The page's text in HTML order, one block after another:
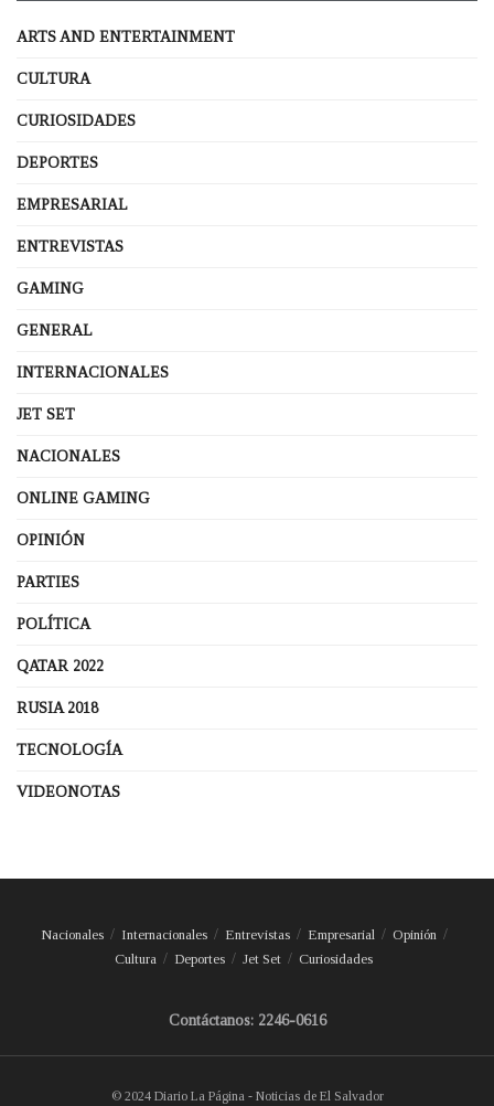
ARTS AND ENTERTAINMENT
CULTURA
CURIOSIDADES
DEPORTES
EMPRESARIAL
ENTREVISTAS
GAMING
GENERAL
INTERNACIONALES
JET SET
NACIONALES
ONLINE GAMING
OPINIÓN
PARTIES
POLÍTICA
QATAR 2022
RUSIA 2018
TECNOLOGÍA
VIDEONOTAS
Nacionales Internacionales Entrevistas Empresarial
Opinión
Cultura
Deportes Jet Set Curiosidades
Contáctanos: 2246-0616
© 2024 Diario La Página - Noticias de El Salvador